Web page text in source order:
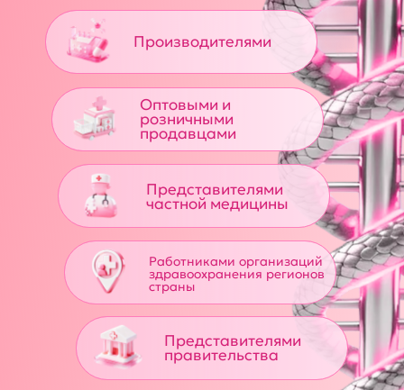
Забронировать стенд
Презентация
Итоги
Семинар "Эффективное участие"
Видео-отзывы
Получить билет на выставку
Список участников
Деловая программа
Время и место проведения
Посетителям
Подать заявку на партнерство
Партнерские возможности
Партнерам